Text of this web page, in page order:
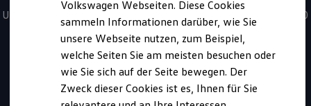
Connect Pro
Fleet Interface Data
Multistop Pathfinder
Übersicht Software Updates
Digitales Bordbuch
Fahrerassistenz- und Sicherheitssysteme
Kontrollleuchten
Unsere kostenfreien Servicezeiten für Sie sind täglich von 08:00
- 20:00 Uhr.
* Für Anrufer sind Gespräche unter 0800-Rufnummern stets
kostenlos. Alle anfallenden Gebühren trägt Volkswagen
Volkswagen Webseiten. Diese Cookies
sammeln Informationen darüber, wie Sie
unsere Webseite nutzen, zum Beispiel,
welche Seiten Sie am meisten besuchen oder
wie Sie sich auf der Seite bewegen. Der
Zweck dieser Cookies ist es, Ihnen für Sie